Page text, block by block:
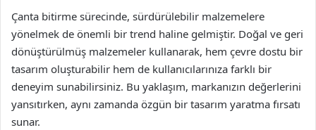
Çanta bitirme sürecinde, sürdürülebilir malzemelere
yönelmek de önemli bir trend haline gelmiştir. Doğal ve geri
dönüştürülmüş malzemeler kullanarak, hem çevre dostu bir
tasarım oluşturabilir hem de kullanıcılarınıza farklı bir
deneyim sunabilirsiniz. Bu yaklaşım, markanızın değerlerini
yansıtırken, aynı zamanda özgün bir tasarım yaratma fırsatı
sunar.